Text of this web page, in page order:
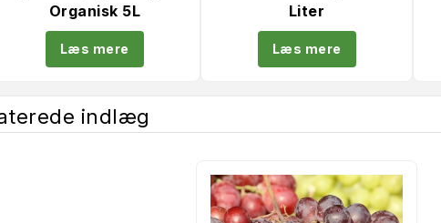
Organisk 5L
Læs mere
Liter
Læs mere
indlæg